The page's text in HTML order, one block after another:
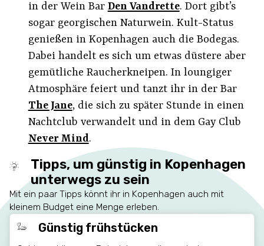
in der Wein Bar Den Vandrette. Dort gibt’s
sogar georgischen Naturwein. Kult-Status
genießen in Kopenhagen auch die Bodegas.
Dabei handelt es sich um etwas düstere aber
gemütliche Raucherkneipen. In loungiger
Atmosphäre feiert und tanzt ihr in der Bar
The Jane, die sich zu später Stunde in einen
Nachtclub verwandelt und in dem Gay Club
Never Mind.
Tipps, um günstig in Kopenhagen
unterwegs zu sein
Mit ein paar Tipps könnt ihr in Kopenhagen auch mit
kleinem Budget eine Menge erleben.
Günstig frühstücken